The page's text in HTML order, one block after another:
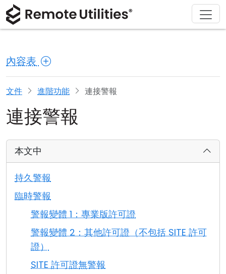
內容表
文件 進階功能 連接警報
連接警報
本文中
持久警報
臨時警報
警報變體 1：專業版許可證
警報變體 2：其他許可證（不包括 SITE 許可
證）
SITE 許可證無警報
產品
安全性
螢幕截圖
版本說明
連接模式
無人值守訪問
活動目錄支援
MSI 配置
雲端與內部部署
解決方案
製造與零售
醫療保健
教育與政府
資訊技術
下載
macOS
Linux
iOS/Android
購買
許可證助手
升級您的許可證
支援
文檔
知識庫
關於
新聞稿
寫評論